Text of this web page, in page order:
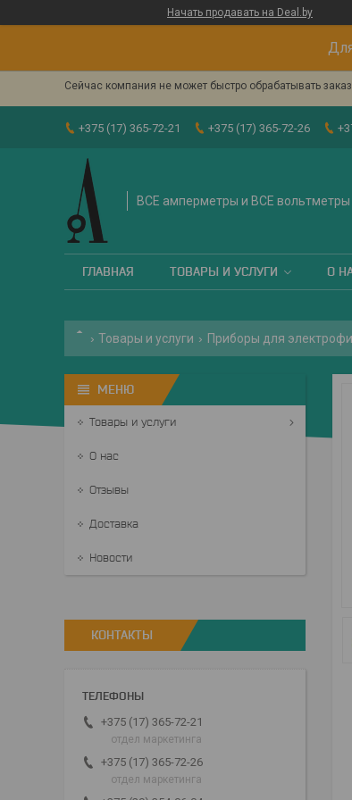
Начать продавать на Deal.by
Сейчас компания не может быстро обрабатывать
+375 (17) 365-72-21 +375 (17) 365-72-26
ВСЕ амперметры и ВСЕ вольтметры
ГЛАВНАЯ ТОВАРЫ И УСЛУГИ О
Товары и услуги Приборы для
Товары и услуги
О нас
Отзывы
Доставка
Новости
КОНТАКТЫ
+375 (17) 365-72-21
отдел маркетинга
+375 (17) 365-72-26
отдел маркетинга